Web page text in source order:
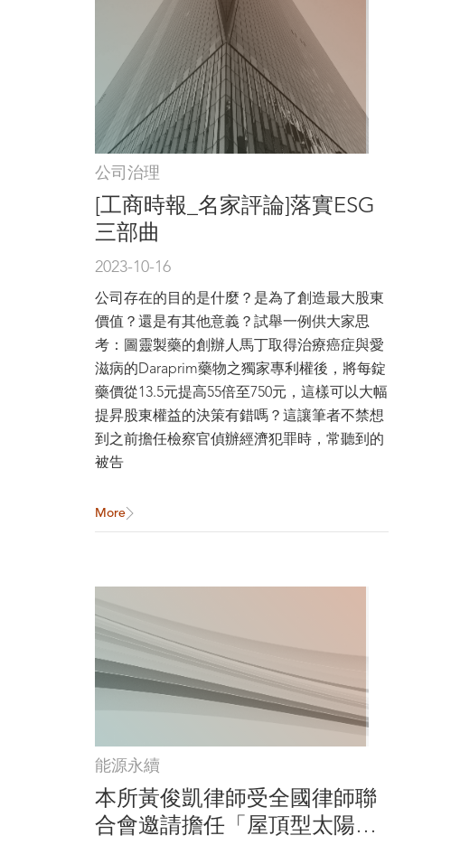
公司治理
[工商時報_名家評論]落實ESG
三部曲
2023-10-16
公司存在的目的是什麼？是為了創造最大股東
價值？還是有其他意義？試舉一例供大家思
考：圖靈製藥的創辦人馬丁取得治療癌症與愛
滋病的Daraprim藥物之獨家專利權後，將每錠
藥價從13.5元提高55倍至750元，這樣可以大幅
提昇股東權益的決策有錯嗎？這讓筆者不禁想
到之前擔任檢察官偵辦經濟犯罪時，常聽到的
被告
More
能源永續
本所黃俊凱律師受全國律師聯
合會邀請擔任「屋頂型太陽光